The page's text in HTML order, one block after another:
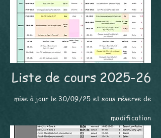
Liste de cours 2025-26
mise à jour le 30/09/25 et sous réserve de
modification